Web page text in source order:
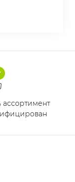
ассортимент